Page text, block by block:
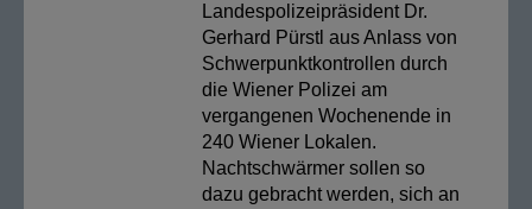
Landespolizeipräsident Dr.
Gerhard Pürstl aus Anlass von
Schwerpunktkontrollen durch
die Wiener Polizei am
vergangenen Wochenende in
240 Wiener Lokalen.
Nachtschwärmer sollen so
dazu gebracht werden, sich an